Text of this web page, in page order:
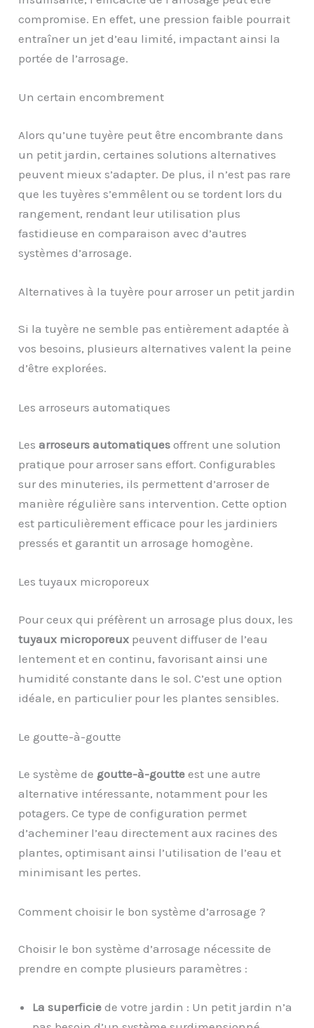
compromise. En effet, une pression faible pourrait
entraîner un jet d’eau limité, impactant ainsi la
portée de l’arrosage.
Un certain encombrement
Alors qu’une tuyère peut être encombrante dans
un petit jardin, certaines solutions alternatives
peuvent mieux s’adapter. De plus, il n’est pas rare
que les tuyères s’emmêlent ou se tordent lors du
rangement, rendant leur utilisation plus
fastidieuse en comparaison avec d’autres
systèmes d’arrosage.
Alternatives à la tuyère pour arroser un petit jardin
Si la tuyère ne semble pas entièrement adaptée à
vos besoins, plusieurs alternatives valent la peine
d’être explorées.
Les arroseurs automatiques
Lesarroseurs automatiques offrent une solution
pratique pour arroser sans effort. Configurables
sur des minuteries, ils permettent d’arroser de
manière régulière sans intervention. Cette option
est particulièrement efficace pour les jardiniers
pressés et garantit un arrosage homogène.
Les tuyaux microporeux
Pour ceux qui préfèrent un arrosage plus doux, les
tuyaux microporeux peuvent diffuser de l’eau
lentement et en continu, favorisant ainsi une
humidité constante dans le sol. C’est une option
idéale, en particulier pour les plantes sensibles.
Le goutte-à-goutte
Le système de goutte-à-goutte est une autre
alternative intéressante, notamment pour les
potagers. Ce type de configuration permet
d’acheminer l’eau directement aux racines des
plantes, optimisant ainsi l’utilisation de l’eau et
minimisant les pertes.
Comment choisir le bon système d’arrosage ?
Choisir le bon système d’arrosage nécessite de
prendre en compte plusieurs paramètres :
La superficie de votre jardin : Un petit jardin n’a